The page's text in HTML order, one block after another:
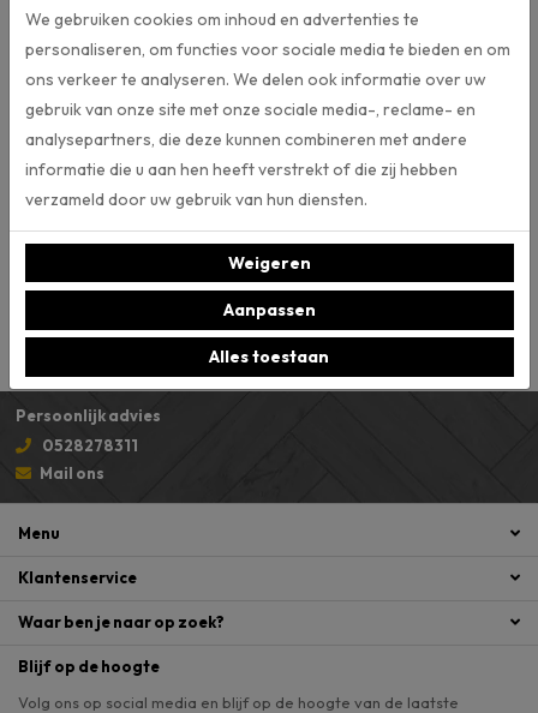
Artikelnummer
Design Patroon
Stofbreedte 320hg
Materiaal 100% PES
Persoonlijk advies
0528278311
Mail ons
Menu
Klantenservice
Waar ben je naar op zoek?
Blijf op de hoogte
Volg ons op social media en blijf op de hoogte van de laatste
We gebruiken cookies om inhoud en advertenties te
personaliseren, om functies voor sociale media te bieden en om
ons verkeer te analyseren. We delen ook informatie over uw
gebruik van onze site met onze sociale media-, reclame- en
analysepartners, die deze kunnen combineren met andere
informatie die u aan hen heeft verstrekt of die zij hebben
verzameld door uw gebruik van hun diensten.
Weigeren
Aanpassen
Alles toestaan